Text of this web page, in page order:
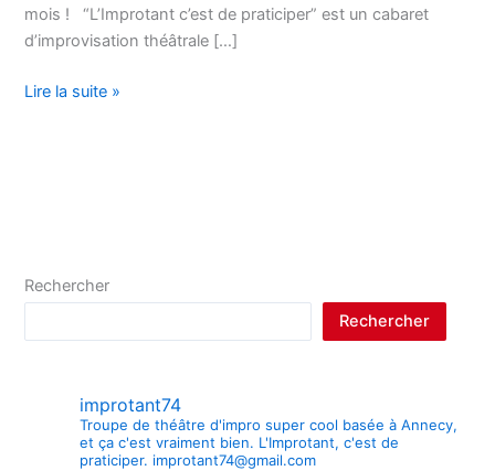
mois ! “L’Improtant c’est de praticiper” est un cabaret
d’improvisation théâtrale […]
Lire la suite »
Rechercher
Rechercher
improtant74
Troupe de théâtre d'impro super cool basée à Annecy,
et ça c'est vraiment bien. L'Improtant, c'est de
praticiper. improtant74@gmail.com